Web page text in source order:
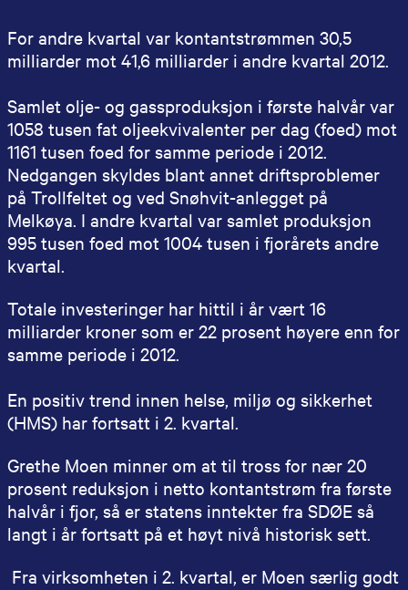
For andre kvartal var kontantstrømmen 30,5
milliarder mot 41,6 milliarder i andre kvartal 2012.
Samlet olje- og gassproduksjon i første halvår var
1058 tusen fat oljeekvivalenter per dag (foed) mot
1161 tusen foed for samme periode i 2012.
Nedgangen skyldes blant annet driftsproblemer
på Trollfeltet og ved Snøhvit-anlegget på
Melkøya. I andre kvartal var samlet produksjon
995 tusen foed mot 1004 tusen i fjorårets andre
kvartal.
Totale investeringer har hittil i år vært 16
milliarder kroner som er 22 prosent høyere enn for
samme periode i 2012.
En positiv trend innen helse, miljø og sikkerhet
(HMS) har fortsatt i 2. kvartal.
Grethe Moen minner om at til tross for nær 20
prosent reduksjon i netto kontantstrøm fra første
halvår i fjor, så er statens inntekter fra SDØE så
langt i år fortsatt på et høyt nivå historisk sett.
Fra virksomheten i 2. kvartal, er Moen særlig godt